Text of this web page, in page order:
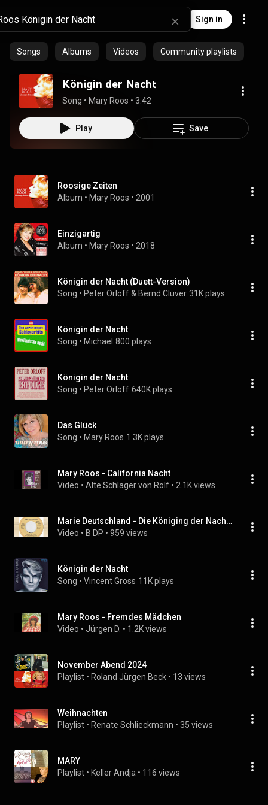
Sign in
Songs Albums Videos Community playlists
Königin der Nacht
Song • Mary Roos • 3:42
Play Save
Roosige Zeiten
Album • Mary Roos • 2001
Einzigartig
Album • Mary Roos • 2018
Königin der Nacht (Duett-Version)
Song • Peter Orloff & Bernd Clüver 31K plays
Königin der Nacht
Song • Michael 800 plays
Königin der Nacht
Song • Peter Orloff 640K plays
Das Glück
Song • Mary Roos 1.3K plays
Mary Roos - California Nacht
Video • Alte Schlager von Rolf • 2.1K views
Marie Deutschland - Die Königing der Nacht & Der Mond (1985)
Video • B DP • 959 views
Königin der Nacht
Song • Vincent Gross 11K plays
Mary Roos - Fremdes Mädchen
Video • Jürgen D. • 1.2K views
November Abend 2024
Playlist • Roland Jürgen Beck • 13 views
Weihnachten
Playlist • Renate Schlieckmann • 35 views
MARY
Playlist • Keller Andja • 116 views